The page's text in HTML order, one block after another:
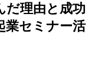
だ理由と成功
業セミナー活